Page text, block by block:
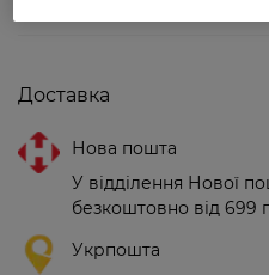
Доставка
Нова пошта
У відділення Нової
безкоштовно від 699
Укрпошта